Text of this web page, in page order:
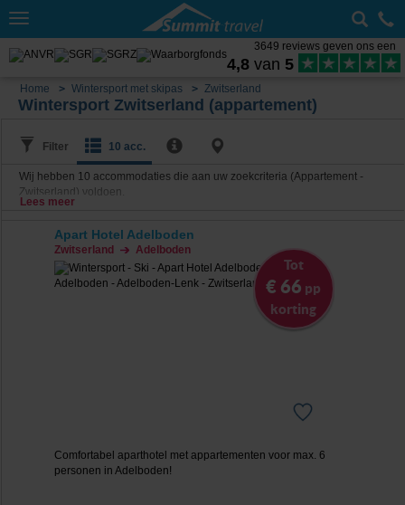
Toggle
3649 reviews geven ons een
4,8 van 5
Home Wintersport met skipas Zwitserland
Wintersport Zwitserland (appartement)
Filter 10 acc.
Wij hebben 10 accommodaties die aan uw zoekcriteria (Appartement -
Zwitserland) voldoen.
Lees meer
Apart Hotel Adelboden
Zwitserland Adelboden
Tot
€ 66 pp
korting
Comfortabel aparthotel met appartementen voor max. 6
personen in Adelboden!